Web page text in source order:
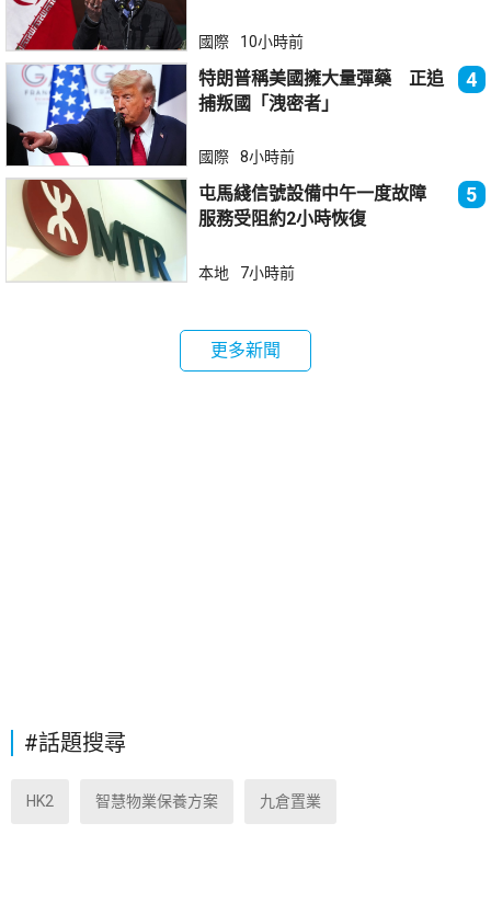
國際 10小時前
特朗普稱美國擁大量彈藥 正追
捕叛國「洩密者」
4
國際 8小時前
屯馬綫信號設備中午一度故障
服務受阻約2小時恢復
5
本地 7小時前
更多新聞
#話題搜尋
HK2 智慧物業保養方案 九倉置業